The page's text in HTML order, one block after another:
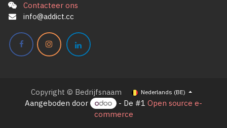
Contacteer ons
info@addict.cc
Copyright © Bedrijfsnaam Nederlands (BE)
Aangeboden door - De #1 Open source e-
commerce